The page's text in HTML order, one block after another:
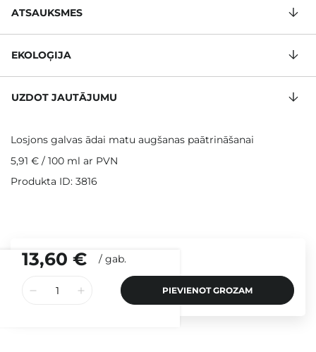
13,60 € / gab.
PIEVIENOT GROZAM
ATSAUKSMES
EKOLOĢIJA
UZDOT JAUTĀJUMU
Losjons galvas ādai matu augšanas paātrināšanai
5,91 € / 100 ml ar PVN
Produkta ID: 3816